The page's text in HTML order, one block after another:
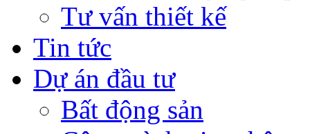
Tư vấn thiết kế
Tin tức
Dự án đầu tư
Bất động sản